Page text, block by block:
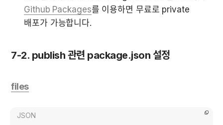
Github Packages를 이용하면 무료로 private
배포가 가능합니다.
7-2. publish 관련 package.json 설정
files
JSON